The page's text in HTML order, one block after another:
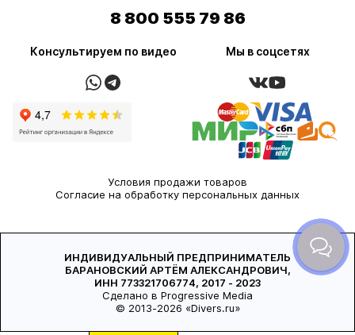
Консультируем по видео Мы в соцсетях
8 800 555 79 86
Условия продажи товаров
Согласие на обработку персональных данных
© 2013-2026 «Divers.ru»
ИНДИВИДУАЛЬНЫЙ ПРЕДПРИНИМАТЕЛЬ
БАРАНОВСКИЙ АРТЁМ АЛЕКСАНДРОВИЧ,
ИНН 773321706774, 2017 - 2023
Сделано в Progressive Media